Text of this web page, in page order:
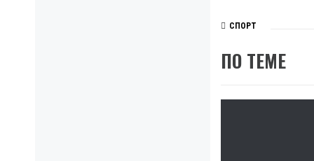
СПОРТ
ПО ТЕМЕ